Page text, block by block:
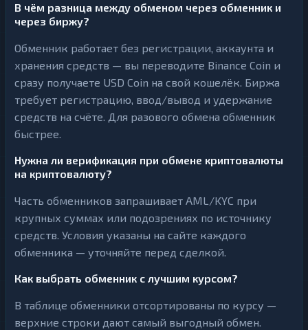
В чём разница между обменом через обменник и
через биржу?
Обменник работает без регистрации, аккаунта и
хранения средств — вы переводите Binance Coin и
сразу получаете USD Coin на свой кошелёк. Биржа
требует регистрацию, ввод/вывод и удержание
средств на счёте. Для разового обмена обменник
быстрее.
Нужна ли верификация при обмене криптовалюты
на криптовалюту?
Часть обменников запрашивает AML/KYC при
крупных суммах или подозрениях по источнику
средств. Условия указаны на сайте каждого
обменника — уточняйте перед сделкой.
Как выбрать обменник с лучшим курсом?
В таблице обменники отсортированы по курсу —
верхние строки дают самый выгодный обмен.